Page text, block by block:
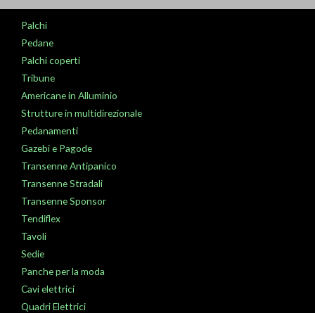
Palchi
Pedane
Palchi coperti
Tribune
Americane in Alluminio
Strutture in multidirezionale
Pedanamenti
Gazebi e Pagode
Transenne Antipanico
Transenne Stradali
Transenne Sponsor
Tendiflex
Tavoli
Sedie
Panche per la moda
Cavi elettrici
Quadri Elettrici